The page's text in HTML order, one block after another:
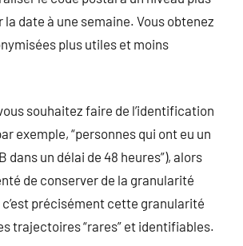
date à une semaine. Vous obtenez
plus utiles et moins
souhaitez faire de l’identification
exemple, “personnes qui ont eu un
dans un délai de 48 heures”), alors
de conserver de la granularité
précisément cette granularité
trajectoires “rares” et identifiables.